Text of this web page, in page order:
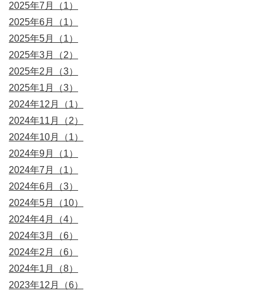
2025年7月（1）
2025年6月（1）
2025年5月（1）
2025年3月（2）
2025年2月（3）
2025年1月（3）
2024年12月（1）
2024年11月（2）
2024年10月（1）
2024年9月（1）
2024年7月（1）
2024年6月（3）
2024年5月（10）
2024年4月（4）
2024年3月（6）
2024年2月（6）
2024年1月（8）
2023年12月（6）